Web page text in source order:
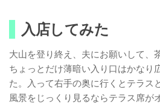
入店してみた
大山を登り終え、夫にお願いして、
ちょっとだけ薄暗い入り口はかなり
た。入って右手の奥に行くとテラス
風景をじっくり見るならテラス席が